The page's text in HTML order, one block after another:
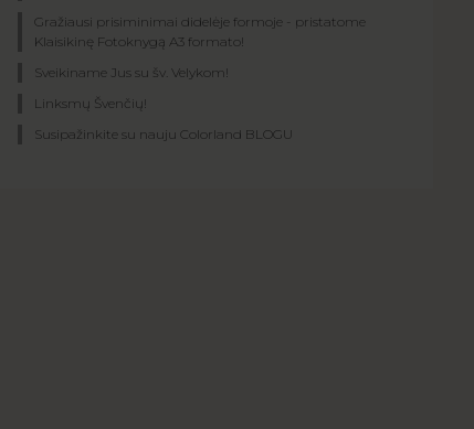
Gražiausi prisiminimai didelėje formoje - pristatome
Klaisikinę Fotoknygą A3 formato!
Sveikiname Jus su šv. Velykom!
Linksmų Švenčių!
Susipažinkite su nauju Colorland BLOGU